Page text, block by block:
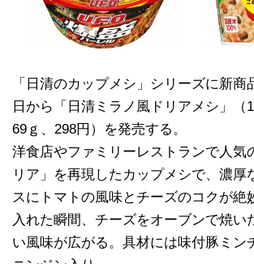
「日清のカップメシ」シリーズに新商
日から「日清ミラノ風ドリアメシ」（
69ｇ、298円）を発売する。
洋食店やファミリーレストランで人気
リア」を再現したカップメシで、濃厚
スにトマトの風味とチーズのコクが絶
入れた瞬間、チーズをオーブンで焼い
い風味が広がる。具材には味付豚ミン